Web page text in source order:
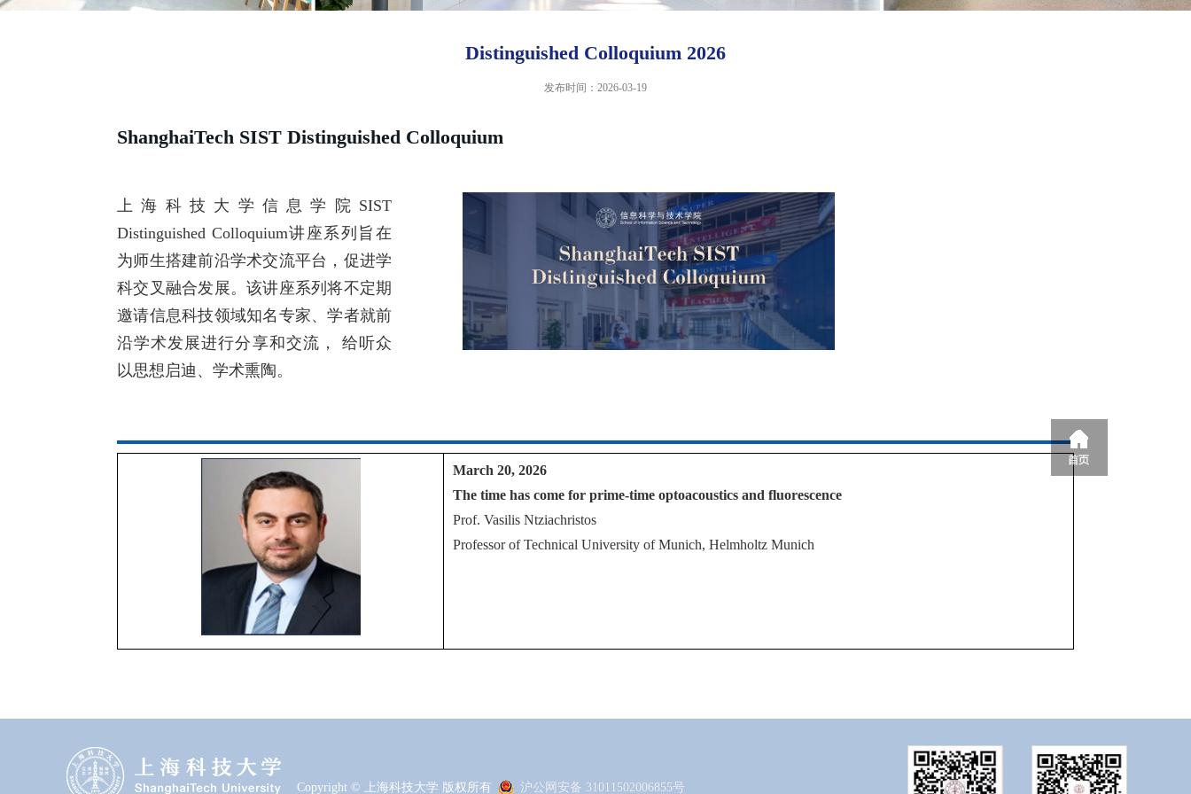
Distinguished Colloquium 2026
发布时间：2026-03-19
ShanghaiTech SIST Distinguished Colloquium
上海科技大学信息学院SIST
Distinguished Colloquium讲座系列旨在
为师生搭建前沿学术交流平台，促进学
科交叉融合发展。该讲座系列将不定期
邀请信息科技领域知名专家、学者就前
沿学术发展进行分享和交流， 给听众
以思想启迪、学术熏陶。
March 20, 2026
The time has come for prime-time optoacoustics and fluorescence
Prof. Vasilis Ntziachristos
Professor of Technical University of Munich, Helmholtz Munich
Copyright © 上海科技大学 版权所有 沪公网安备 31011502006855号